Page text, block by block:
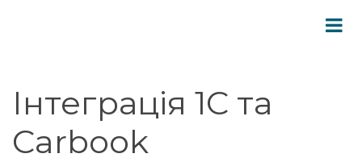
Інтеграція 1С та
Carbook